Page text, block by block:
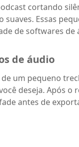
cortando
Essas
de softwares de
de áudio
um pequeno
deseja. Após
antes de